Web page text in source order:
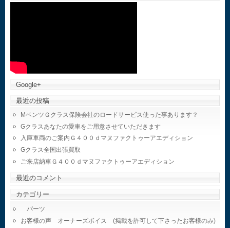
Google+
最近の投稿
MベンツＧクラス保険会社のロードサービス使った事あります？
Gクラスあなたの愛車をご用意させていただきます
入庫車両のご案内Ｇ４００ｄマヌファクトゥーアエディション
Gクラス全国出張買取
ご来店納車Ｇ４００ｄマヌファクトゥーアエディション
最近のコメント
カテゴリー
パーツ
お客様の声 オーナーズボイス (掲載を許可して下さったお客様のみ)